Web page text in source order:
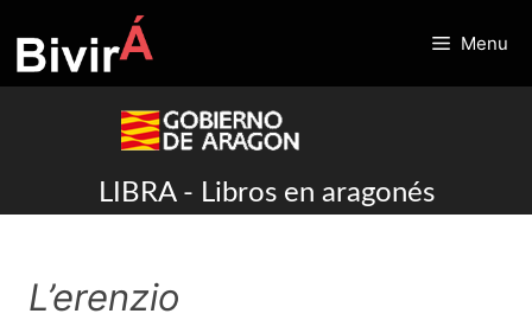
to
content
Menu
LIBRA - Libros en aragonés
L’erenzio